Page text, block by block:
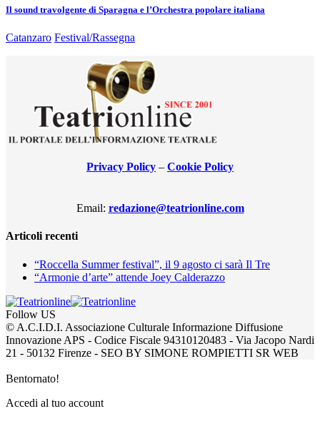
Il sound travolgente di Sparagna e l’Orchestra popolare italiana
Catanzaro Festival/Rassegna
Privacy Policy – Cookie Policy
Email: redazione@teatrionline.com
Articoli recenti
“Roccella Summer festival”, il 9 agosto ci sarà Il Tre
“Armonie d’arte” attende Joey Calderazzo
Follow US
© A.C.I.D.I. Associazione Culturale Informazione Diffusione
Innovazione APS - Codice Fiscale 94310120483 - Via Jacopo Nardi
21 - 50132 Firenze - SEO BY SIMONE ROMPIETTI SR WEB
Bentornato!
Accedi al tuo account